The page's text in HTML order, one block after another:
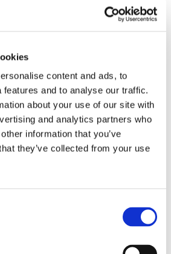
content and ads, to
features and to analyse our traffic.
about your use of our site with
and analytics partners who
information that you’ve
they’ve collected from your use
Villa Schöningen
Friese
Nordenhake
Biesdorf
Biesenthal